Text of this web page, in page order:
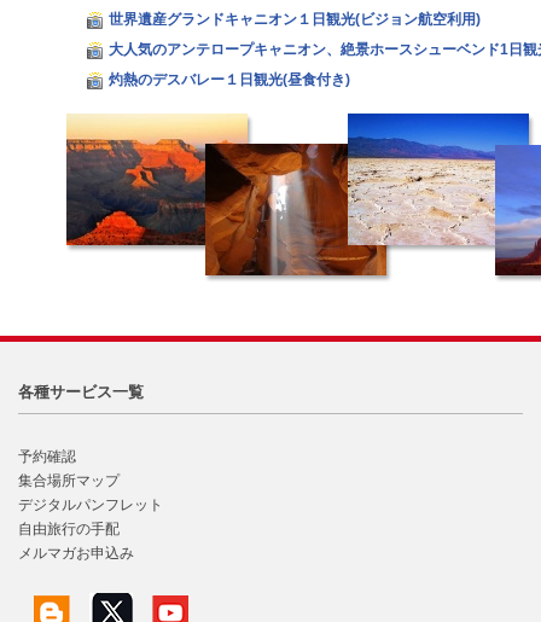
世界遺産グランドキャニオン１日観光(ビジョン航空利用)
大人気のアンテロープキャニオン、絶景ホースシューベンド1日観
灼熱のデスバレー１日観光(昼食付き)
各種サービス一覧
予約確認
集合場所マップ
デジタルパンフレット
自由旅行の手配
メルマガお申込み